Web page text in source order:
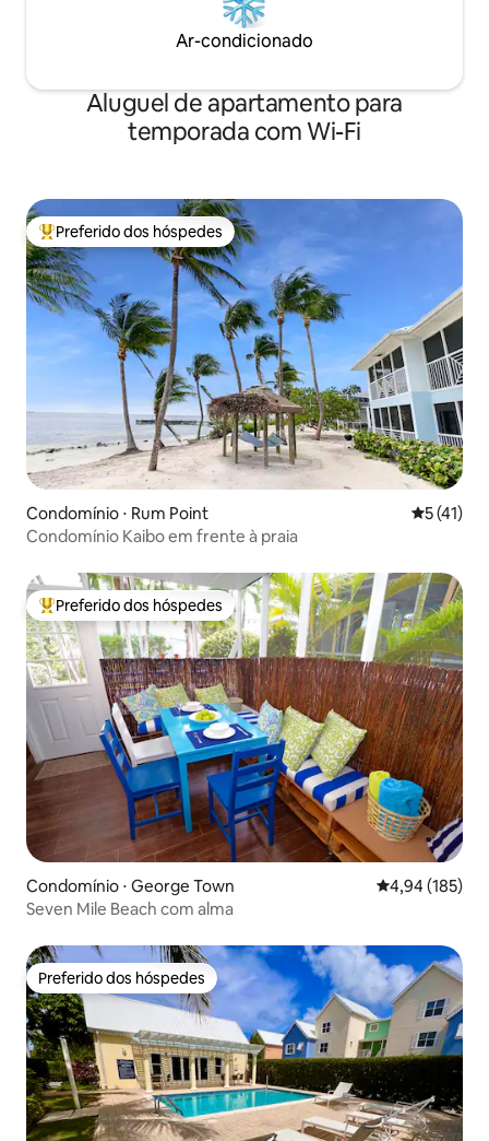
Ar-condicionado
Aluguel de apartamento para
temporada com Wi-Fi
Entre os melhores preferidos dos hóspedes
Preferido dos hóspedes
Condomínio ⋅ Rum Point 5 de uma
5 (41)
Condomínio Kaibo em frente à praia
Entre os melhores preferidos dos hóspedes
Preferido dos hóspedes
Condomínio ⋅ George Town 4,94 de uma
4,94 (185)
Seven Mile Beach com alma
Preferido dos hóspedes
Preferido dos hóspedes